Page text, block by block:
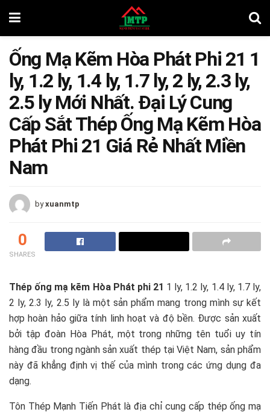
Ống Mạ Kẽm Hòa Phát Phi 21 1
ly, 1.2 ly, 1.4 ly, 1.7 ly, 2 ly, 2.3 ly,
2.5 ly Mới Nhất. Đại Lý Cung
Cấp Sắt Thép Ống Mạ Kẽm Hòa
Phát Phi 21 Giá Rẻ Nhất Miền
Nam
by xuanmtp
0
SHARES
Thép ống mạ kẽm Hòa Phát phi 21 1 ly, 1.2 ly, 1.4 ly, 1.7 ly,
2 ly, 2.3 ly, 2.5 ly là một sản phẩm mang trong mình sự kết
hợp hoàn hảo giữa tính linh hoạt và độ bền. Được sản xuất
bởi tập đoàn Hòa Phát, một trong những tên tuổi uy tín
hàng đầu trong ngành sản xuất thép tại Việt Nam, sản phẩm
này đã khẳng định vị thế của mình trong các ứng dụng đa
dạng.
Tôn Thép Mạnh Tiến Phát là địa chỉ cung cấp thép ống mạ